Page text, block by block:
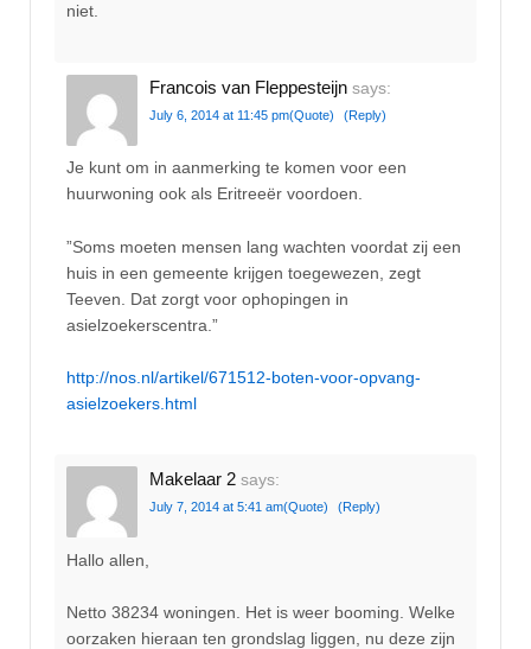
niet.
Francois van Fleppesteijn says:
July 6, 2014 at 11:45 pm(Quote) (Reply)
Je kunt om in aanmerking te komen voor een
huurwoning ook als Eritreeër voordoen.
”Soms moeten mensen lang wachten voordat zij een
huis in een gemeente krijgen toegewezen, zegt
Teeven. Dat zorgt voor ophopingen in
asielzoekerscentra.”
http://nos.nl/artikel/671512-boten-voor-opvang-
asielzoekers.html
Makelaar 2 says:
July 7, 2014 at 5:41 am(Quote) (Reply)
Hallo allen,
Netto 38234 woningen. Het is weer booming. Welke
oorzaken hieraan ten grondslag liggen, nu deze zijn